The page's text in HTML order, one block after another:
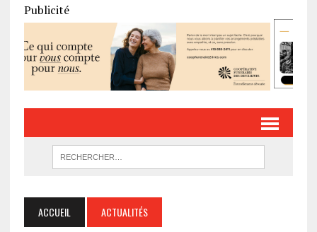
Publicité
ACCUEIL ACTUALITÉS